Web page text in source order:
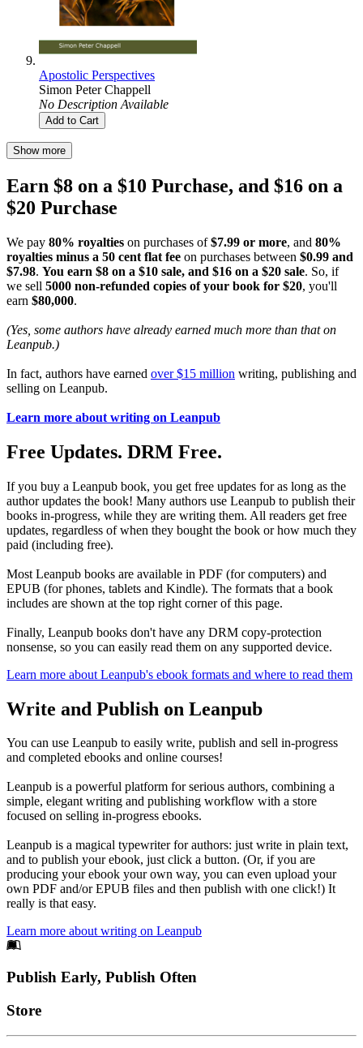
Apostolic Perspectives
Simon Peter Chappell
No Description Available
Add to Cart
Show more
Earn $8 on a $10 Purchase, and $16 on a
$20 Purchase
We pay 80% royalties on purchases of$7.99 or more, and 80%
royalties minus a 50 cent flat fee on purchases between $0.99 and
$7.98. You earn $8 on a $10 sale, and $16 on a $20 sale. So, if
we sell 5000 non-refunded copies of your book for $20, you'll
earn $80,000.
(Yes, some authors have already earned much more than that on
Leanpub.)
In fact, authors have earned over $15 million writing, publishing and
selling on Leanpub.
Learn more about writing on Leanpub
Free Updates. DRM Free.
If you buy a Leanpub book, you get free updates for as long as the
author updates the book! Many authors use Leanpub to publish their
books in-progress, while they are writing them. All readers get free
updates, regardless of when they bought the book or how much they
paid (including free).
Most Leanpub books are available in PDF (for computers) and
EPUB (for phones, tablets and Kindle). The formats that a book
includes are shown at the top right corner of this page.
Finally, Leanpub books don't have any DRM copy-protection
nonsense, so you can easily read them on any supported device.
Learn more about Leanpub's ebook formats and where to read them
Write and Publish on Leanpub
You can use Leanpub to easily write, publish and sell in-progress
and completed ebooks and online courses!
Leanpub is a powerful platform for serious authors, combining a
simple, elegant writing and publishing workflow with a store
focused on selling in-progress ebooks.
Leanpub is a magical typewriter for authors: just write in plain text,
and to publish your ebook, just click a button. (Or, if you are
producing your ebook your own way, you can even upload your
own PDF and/or EPUB files and then publish with one click!) It
really is that easy.
Learn more about writing on Leanpub
Footer
Publish Early, Publish Often
Links
Store